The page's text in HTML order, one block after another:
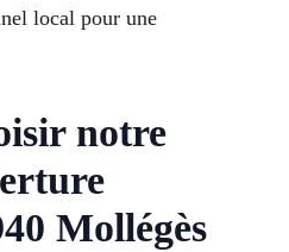
local pour une
notre
Mollégès